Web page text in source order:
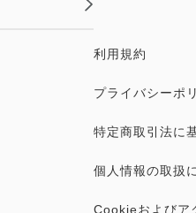
利用規約
プライバシーポ
特定商取引法に
個人情報の取扱
Cookieおよびア